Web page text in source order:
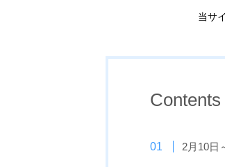
当サ
Contents
2月10日